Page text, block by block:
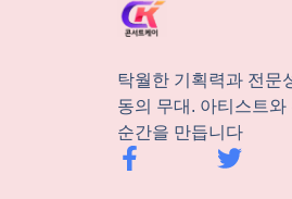
탁월한 기획력과 전문
동의 무대. 아티스트
순간을 만듭니다
F
a
T